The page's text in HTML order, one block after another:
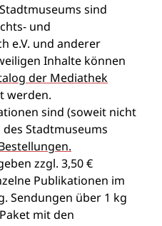
sind
und
e.V. und anderer
Inhalte können
der Mediathek
werden.
sind (soweit nicht
Stadtmuseums
zzgl. 3,50 €
Publikationen im
Sendungen über 1 kg
mit den